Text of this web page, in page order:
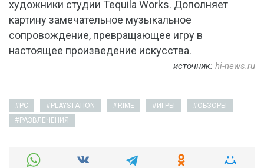
художники студии Tequila Works. Дополняет
картину замечательное музыкальное
сопровождение, превращающее игру в
настоящее произведение искусства.
источник: hi-news.ru
PC PLAYSTATION RIME ИГРЫ
ОБЗОРЫ
РАЗВЛЕЧЕНИЯ